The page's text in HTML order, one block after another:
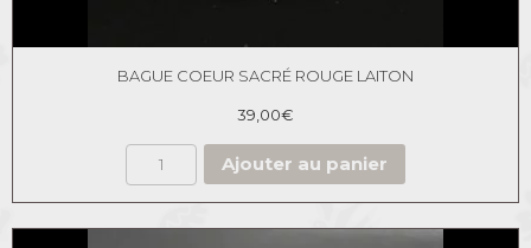
BAGUE COEUR SACRÉ ROUGE LAITON
39,00€
Ajouter au panier